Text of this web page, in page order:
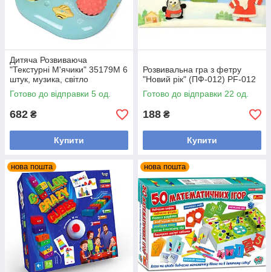
Дитяча Розвиваюча
"Текстурні М'ячики" 35179M 6
штук, музика, світло
Готово до відправки 5 од.
682 ₴
Купити
Розвивальна гра з фетру
"Новий рік" (ПФ-012) PF-012
Готово до відправки 22 од.
188 ₴
Купити
нова пошта нова пошта